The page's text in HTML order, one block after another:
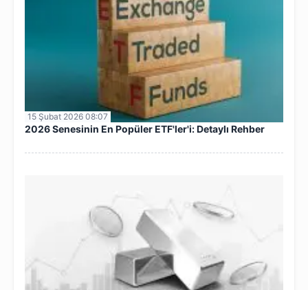
15 Şubat 2026 08:07
2026 Senesinin En Popüler ETF'ler'i: Detaylı Rehber